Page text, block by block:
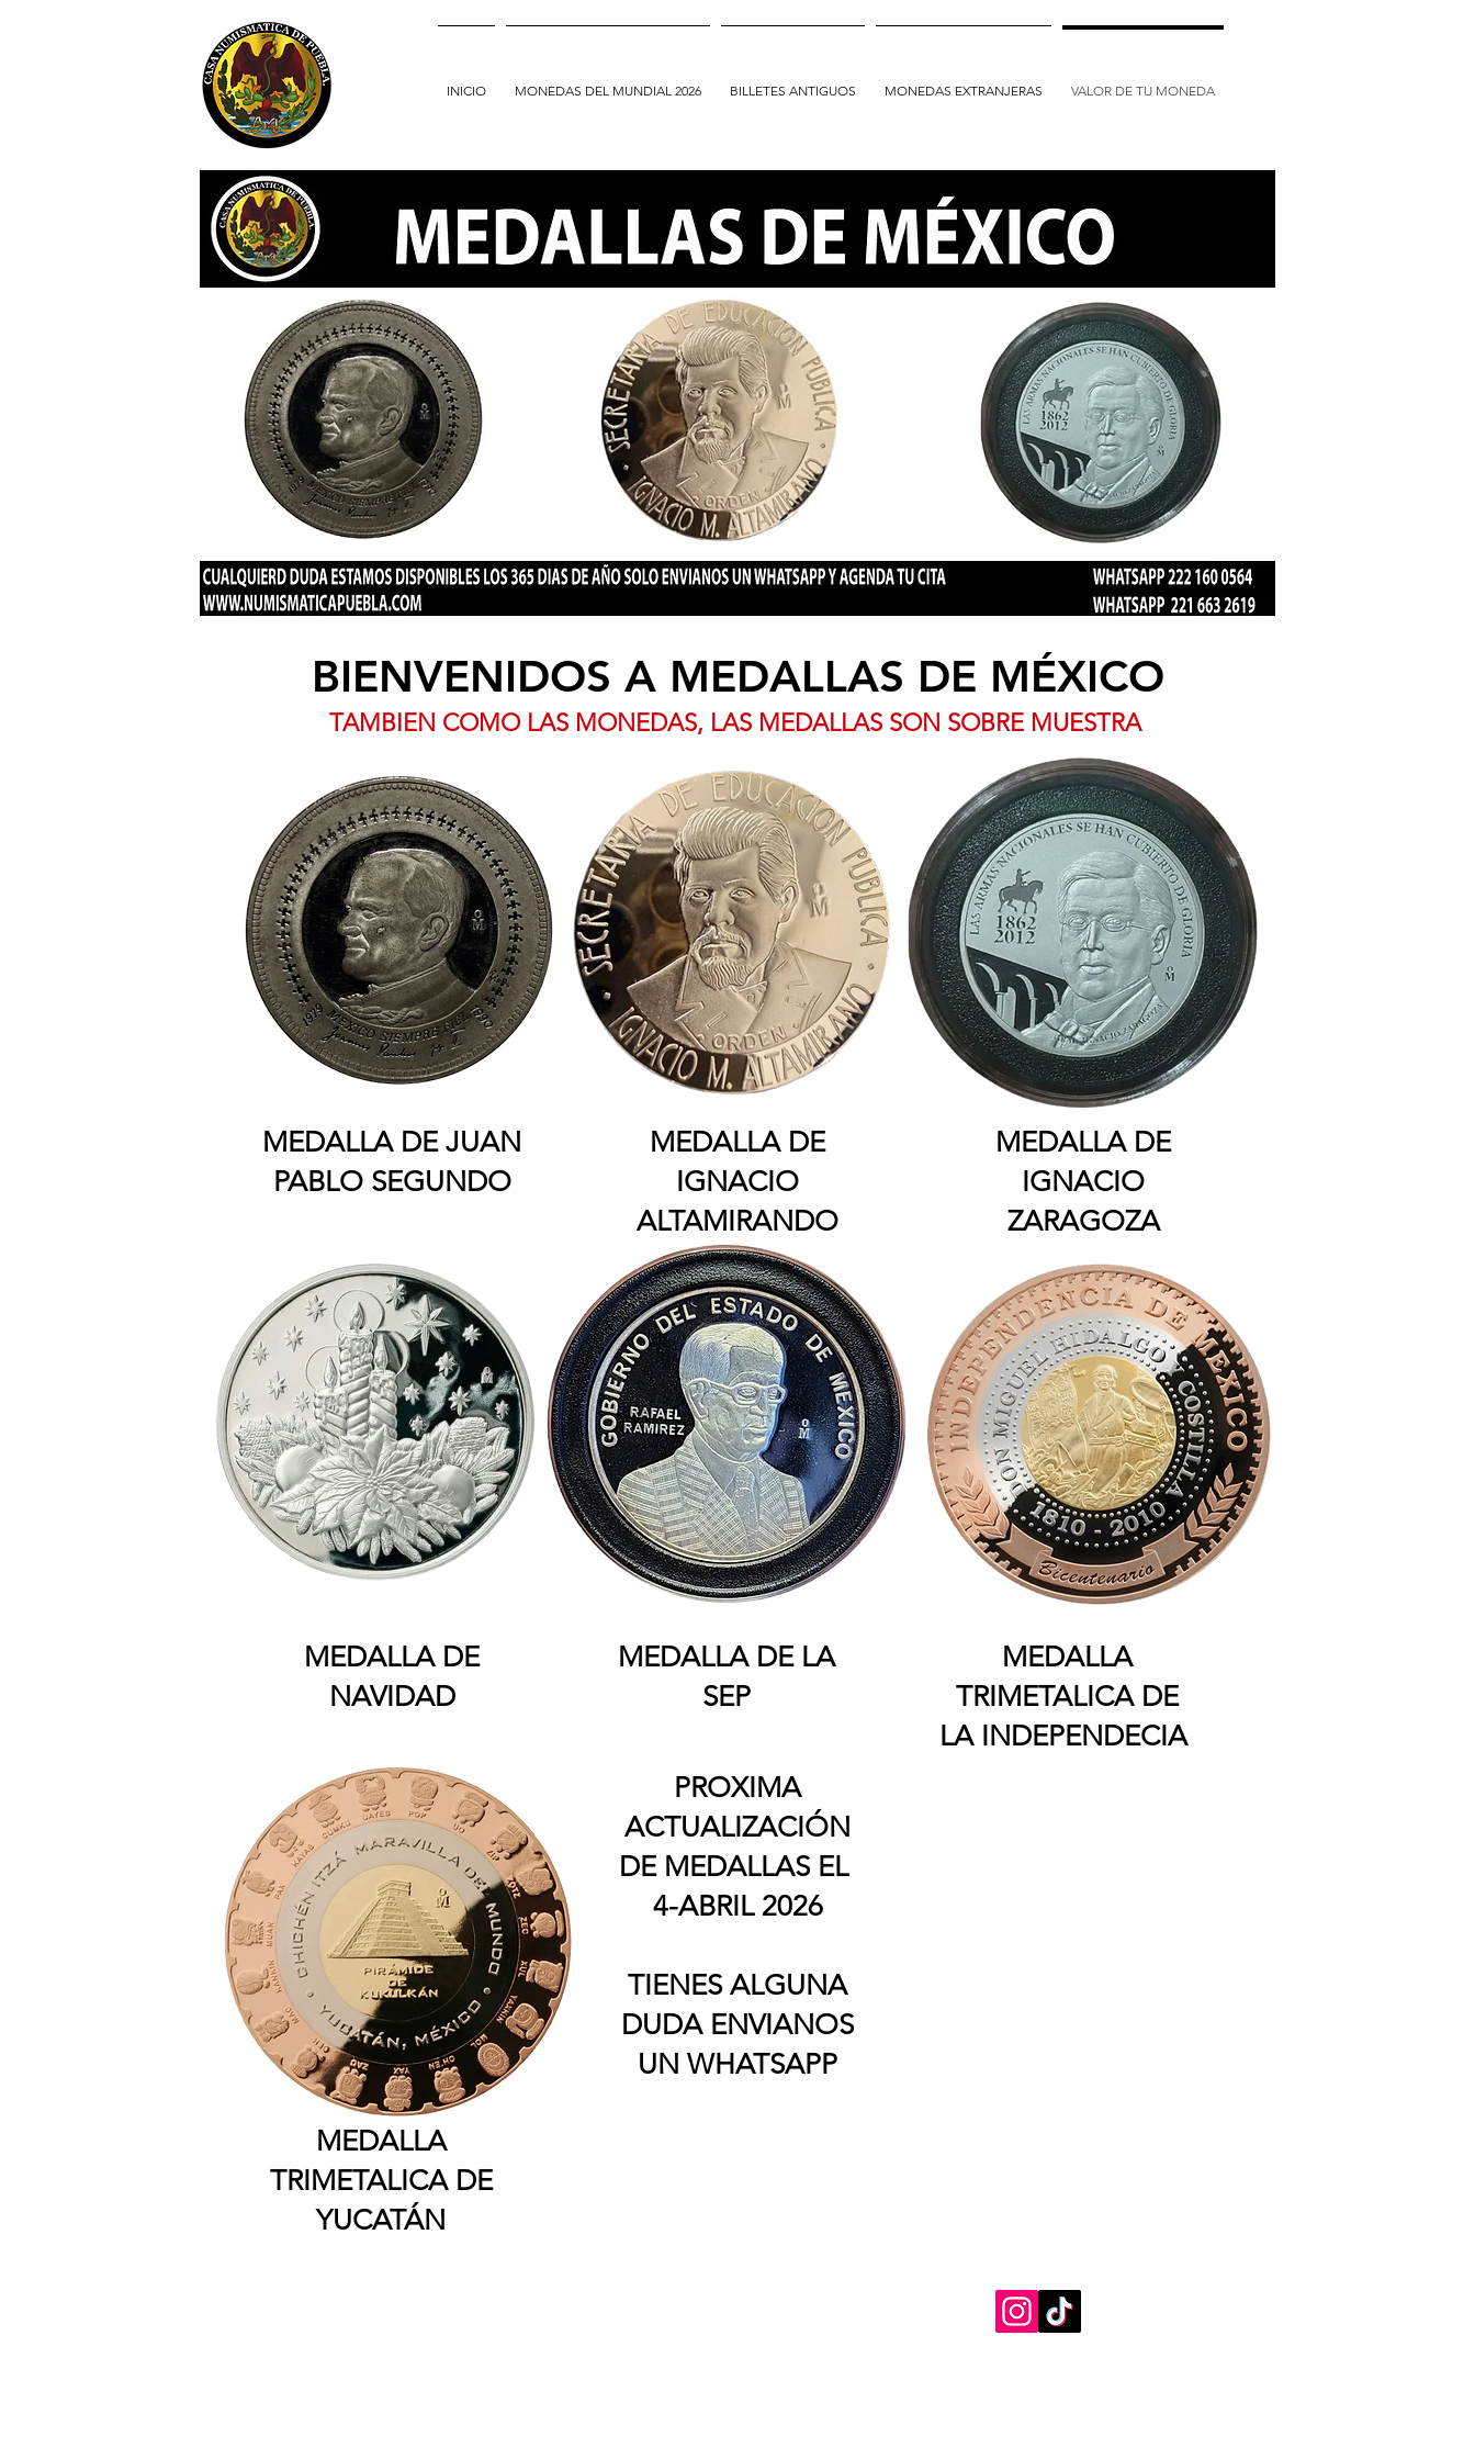
INICIO MONEDAS DEL MUNDIAL 2026 BILLETES ANTIGUOS MONEDAS EXTRANJERAS VALOR DE TU MONEDA
BIENVENIDOS A MEDALLAS DE MÉXICO
TAMBIEN COMO LAS MONEDAS, LAS MEDALLAS SON SOBRE MUESTRA
MEDALLA DE JUAN
PABLO SEGUNDO
MEDALLA DE
IGNACIO
ALTAMIRANDO
MEDALLA DE
IGNACIO
ZARAGOZA
MEDALLA DE
NAVIDAD
MEDALLA DE LA
SEP
MEDALLA
TRIMETALICA DE
YUCATÁN
PROXIMA
ACTUALIZACIÓN
DE MEDALLAS EL
4-ABRIL 2026
TIENES ALGUNA
DUDA ENVIANOS
UN WHATSAPP
MEDALLA
TRIMETALICA DE
LA INDEPENDECIA